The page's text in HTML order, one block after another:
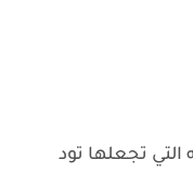
تجعلها تود